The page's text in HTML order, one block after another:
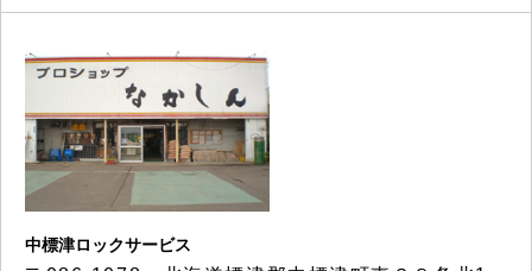
中標津ロックサービス